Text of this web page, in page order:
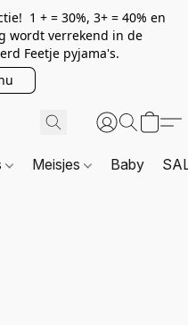
1 + = 30%, 3+ = 40% en
wordt verrekend in de
Feetje pyjama's.
Meisjes Baby